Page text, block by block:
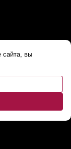
сайта, вы
за
народа...